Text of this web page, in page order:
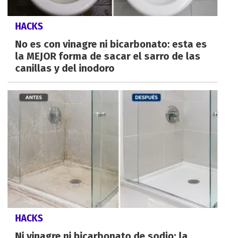
HACKS
No es con vinagre ni bicarbonato: esta es
la MEJOR forma de sacar el sarro de las
canillas y del inodoro
HACKS